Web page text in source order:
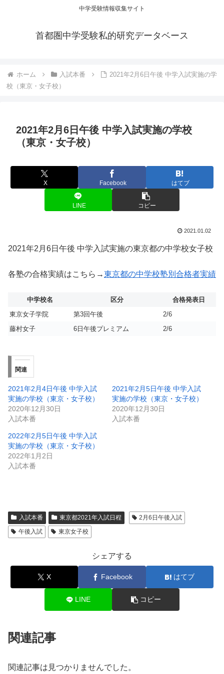
中学受験情報収集サイト
首都圏中学受験私的研究データベース
ホーム 入試本番
2021年2月6日午後 中学入試実施の学
校（東京・女子校）
2021年2月6日午後 中学入試実施の学校
（東京・女子校）
X Facebook はてブ
LINE コピー
2021.01.02
2021年2月6日午後 中学入試実施の東京都の中学校女子校
各塾の合格実績はこちら→東京都の中学校塾別合格者実績
中学校名 区分
合格発表日
東京女子学院
第3回午後
2/6
藤村女子
6日午後プレミアム 2/6
関連
2021年2月4日午後 中学入試
実施の学校（東京・女子校）
2020年12月30日
入試本番
2021年2月5日午後 中学入試
実施の学校（東京・女子校）
2020年12月30日
入試本番
2022年2月5日午後 中学入試
実施の学校（東京・女子校）
2022年1月2日
入試本番
入試本番 東京都2021年入試日程
2月6日午後入試
午後入試
東京女子校
シェアする
X Facebook はてブ
LINE コピー
関連記事
関連記事は見つかりませんでした。